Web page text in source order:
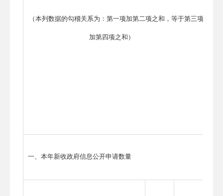
（本列数据的勾稽关系为：第一项加第二项之和，等于第三项
加第四项之和）
一、本年新收政府信息公开申请数量